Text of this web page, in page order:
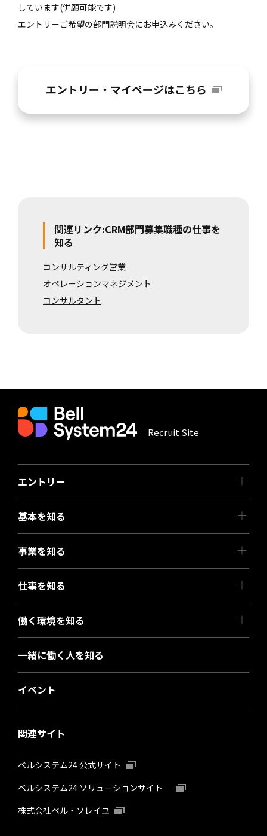
しています(併願可能です)
エントリーご希望の部門説明会にお申込みください。
エントリー・マイページはこちら
関連リンク:CRM部門募集職種の仕事を
知る
コンサルティング営業
オペレーションマネジメント
コンサルタント
Recruit Site
エントリー
基本を知る
事業を知る
仕事を知る
働く環境を知る
一緒に働く人を知る
イベント
関連サイト
ベルシステム24 公式サイト
ベルシステム24 ソリューションサイト
株式会社ベル・ソレイユ